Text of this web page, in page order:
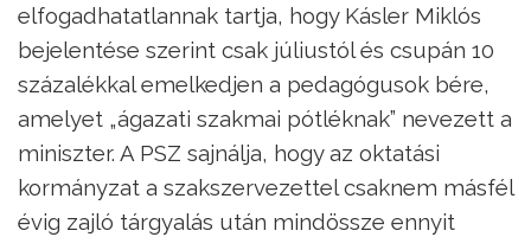
elfogadhatatlannak tartja, hogy Kásler Miklós
bejelentése szerint csak júliustól és csupán 10
százalékkal emelkedjen a pedagógusok bére,
amelyet „ágazati szakmai pótléknak” nevezett a
miniszter. A PSZ sajnálja, hogy az oktatási
kormányzat a szakszervezettel csaknem másfél
évig zajló tárgyalás után mindössze ennyit